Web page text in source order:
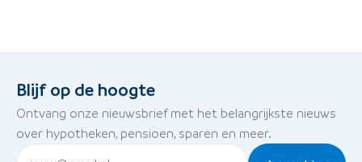
Blijf op de hoogte
Ontvang onze nieuwsbrief met het belangrijkste nieuws
over hypotheken, pensioen, sparen en meer.